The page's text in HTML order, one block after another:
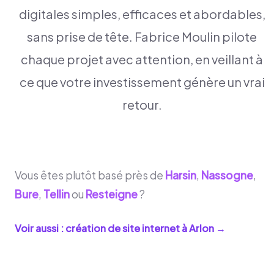
digitales simples, efficaces et abordables,
sans prise de tête. Fabrice Moulin pilote
chaque projet avec attention, en veillant à
ce que votre investissement génère un vrai
retour.
Vous êtes plutôt basé près de Harsin, Nassogne,
Bure, Tellinou Resteigne?
Voir aussi : création de site internet àArlon →